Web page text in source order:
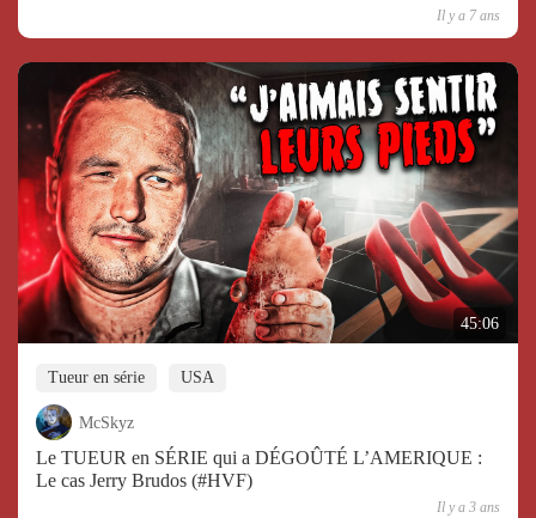
Il y a 7 ans
45:06
Tueur en série USA
McSkyz
Le TUEUR en SÉRIE qui a DÉGOÛTÉ L’AMERIQUE :
Le cas Jerry Brudos (#HVF)
Il y a 3 ans